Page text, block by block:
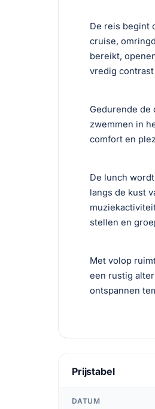
De reis begint
cruise,
bereikt,
vredig
Gedurende de
zwemmen in
comfort en
De lunch
langs de kust
stellen en
Met volop
een rustig
ontspannen
Prijstabel
DATUM